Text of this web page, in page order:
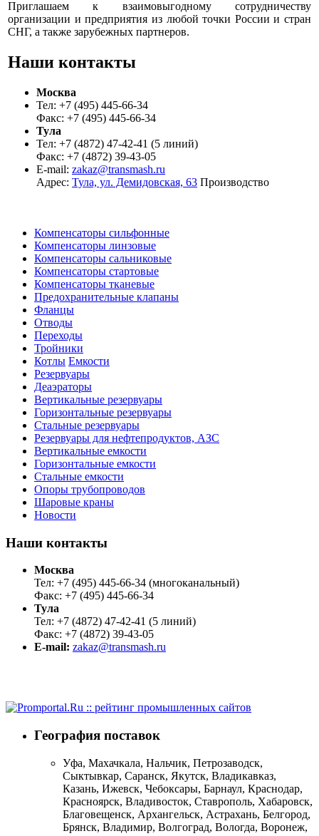
Приглашаем к взаимовыгодному сотрудничеству
организации и предприятия из любой точки России и стран
СНГ, а также зарубежных партнеров.
Наши контакты
Москва
Тел: +7 (495) 445-66-34
Факс: +7 (495) 445-66-34
Тула
Тел: +7 (4872) 47-42-41 (5 линий)
Факс: +7 (4872) 39-43-05
E-mail: zakaz@transmash.ru
Адрес: Тула, ул. Демидовская, 63 Производство
Компенсаторы сильфонные
Компенсаторы линзовые
Компенсаторы сальниковые
Компенсаторы стартовые
Компенсаторы тканевые
Предохранительные клапаны
Фланцы
Отводы
Переходы
Тройники
Котлы Емкости
Резервуары
Деаэраторы
Вертикальные резервуары
Горизонтальные резервуары
Стальные резервуары
Резервуары для нефтепродуктов, АЗС
Вертикальные емкости
Горизонтальные емкости
Стальные емкости
Опоры трубопроводов
Шаровые краны
Новости
Наши контакты
Москва
Тел: +7 (495) 445-66-34 (многоканальный)
Факс: +7 (495) 445-66-34
Тула
Тел: +7 (4872) 47-42-41 (5 линий)
Факс: +7 (4872) 39-43-05
E-mail: zakaz@transmash.ru
География поставок
Уфа, Махачкала, Нальчик, Петрозаводск,
Сыктывкар, Саранск, Якутск, Владикавказ,
Казань, Ижевск, Чебоксары, Барнаул, Краснодар,
Красноярск, Владивосток, Ставрополь, Хабаровск,
Благовещенск, Архангельск, Астрахань, Белгород,
Брянск, Владимир, Волгоград, Вологда, Воронеж,